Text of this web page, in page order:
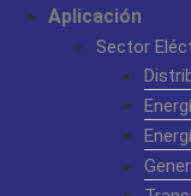
Aplicación
Sector